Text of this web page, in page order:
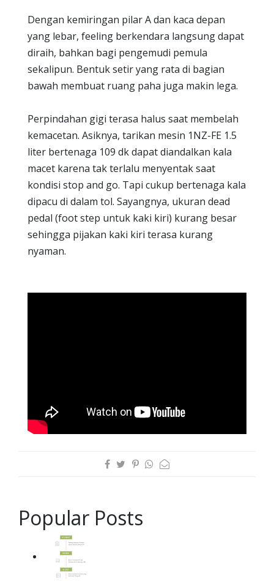
Dengan kemiringan pilar A dan kaca depan
yang lebar, feeling berkendara langsung dapat
diraih, bahkan bagi pengemudi pemula
sekalipun. Bentuk setir yang rata di bagian
bawah membuat ruang paha juga makin lega.
Perpindahan gigi terasa halus saat membelah
kemacetan. Asiknya, tarikan mesin 1NZ-FE 1.5
liter bertenaga 109 dk dapat diandalkan kala
macet karena tak terlalu menyentak saat
kondisi stop and go. Tapi cukup bertenaga kala
dipacu di dalam tol. Sayangnya, ukuran dead
pedal (foot step untuk kaki kiri) kurang besar
sehingga pijakan kaki kiri terasa kurang
nyaman.
Popular Posts